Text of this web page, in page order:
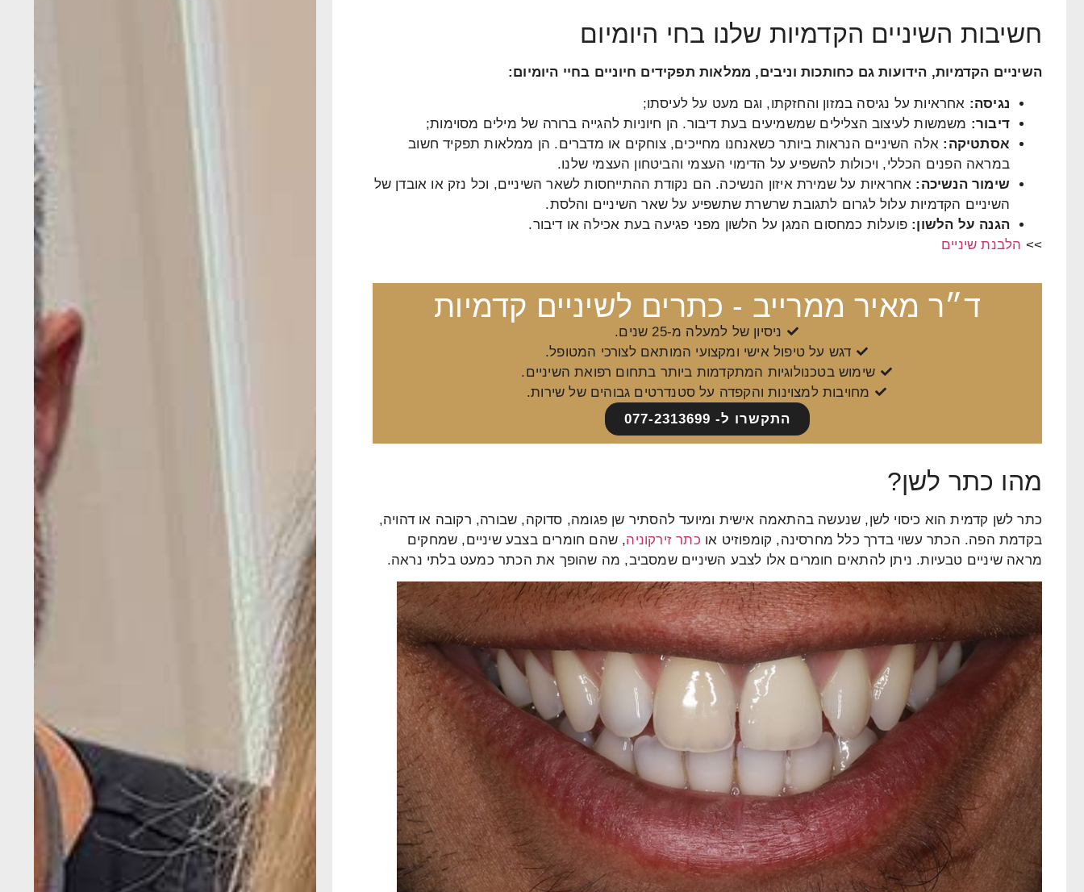
חשיבות השיניים הקדמיות שלנו בחי היומיום
השיניים הקדמיות, הידועות גם כחותכות וניבים, ממלאות תפקידים חיוניים בחיי היומיום:
נגיסה: אחראיות על נגיסה במזון והחזקתו, וגם מעט על לעיסתו;
דיבור: משמשות לעיצוב הצלילים שמשמיעים בעת דיבור. הן חיוניות להגייה ברורה של מילים מסוימות;
אסתטיקה : אלה השיניים הנראות ביותר כשאנחנו מחייכים, צוחקים או מדברים. הן ממלאות תפקיד חשוב
במראה הפנים הכללי, ויכולות להשפיע על הדימוי העצמי והביטחון העצמי שלנו.
שימור הנשיכה : אחראיות על שמירת איזון הנשיכה. הם נקודת ההתייחסות לשאר השיניים, וכל נזק או אובדן של
השיניים הקדמיות עלול לגרום לתגובת שרשרת שתשפיע על שאר השיניים והלסת.
הגנה על הלשון: פועלות כמחסום המגן על הלשון מפני פגיעה בעת אכילה או דיבור.
>> הלבנת שיניים
ד״ר מאיר ממרייב - כתרים לשיניים קדמיות
ניסיון של למעלה מ-25 שנים.
דגש על טיפול אישי ומקצועי המותאם לצורכי המטופל.
שימוש בטכנולוגיות המתקדמות ביותר בתחום רפואת השיניים.
מחויבות למצוינות והקפדה על סטנדרטים גבוהים של שירות.
התקשרו ל- 077-2313699
מהו כתר לשן?
כתר לשן קדמיתהוא כיסוי לשן, שנעשה בהתאמה אישית ומיועד להסתיר שן פגומה, סדוקה, שבורה, רקובה או דהויה,
בקדמת הפה. הכתר עשוי בדרך כלל מחרסינה, קומפוזיט או כתר זירקוניה, שהם חומרים בצבע שיניים, שמחקים
מראה שיניים טבעיות. ניתן להתאים חומרים אלו לצבע השיניים שמסביב, מה שהופך את הכתר כמעט בלתי נראה.